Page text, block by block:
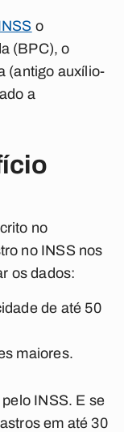
o
(BPC), o
(antigo auxílio-
a
no
no INSS nos
os dados:
de até 50
maiores.
INSS. E se
em até 30